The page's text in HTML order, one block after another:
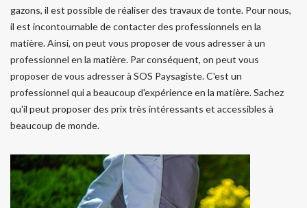
gazons, il est possible de réaliser des travaux de tonte. Pour nous,
il est incontournable de contacter des professionnels en la
matière. Ainsi, on peut vous proposer de vous adresser à un
professionnel en la matière. Par conséquent, on peut vous
proposer de vous adresser à SOS Paysagiste. C'est un
professionnel qui a beaucoup d'expérience en la matière. Sachez
qu'il peut proposer des prix très intéressants et accessibles à
beaucoup de monde.